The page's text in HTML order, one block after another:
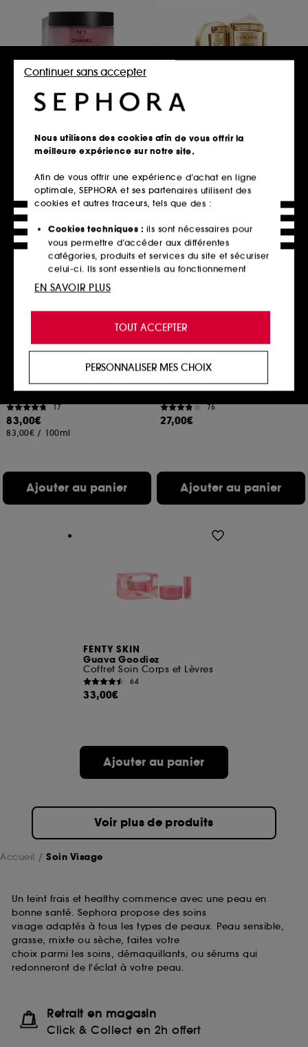
CHANEL
N°1 DE CHANEL
186,00€ /100g
LANCÔME
Absolue
224,25€
373,75€ /100ml
2 contenances disponibles
Ajouter au panier
Terre d'Hermès
Baume Après Rasage
17
83,00€
83,00€ / 100ml
Ajouter au panier
BENEFIT COSMETICS
Pince à épiler et brosse à
sourcils
76
27,00€
Ajouter au panier
FENTY SKIN
Guava Goodiez
Coffret Soin Corps et Lèvres
64
33,00€
Ajouter au panier
Voir plus de produits
Accueil Soin Visage
Un teint frais et healthy commence avec une peau en
bonne santé. Sephora propose des soins
visage adaptés à tous les types de peaux. Peau sensible,
grasse, mixte ou sèche, faites votre
choix parmi les soins, démaquillants, ou sérums qui
redonneront de l'éclat à votre peau.
Retrait en magasin
Click & Collect en 2h offert
Nous utilisons des cookies afin de vous offrir la
meilleure expérience sur notre site.
Afin de vous offrir une expérience d’achat en ligne
optimale, SEPHORA et ses partenaires utilisent des
cookies et autres traceurs, tels que des :
Cookies techniques : ils sont nécessaires pour
vous permettre d’accéder aux différentes
catégories, produits et services du site et sécuriser
celui-ci. Ils sont essentiels au fonctionnement
technique du site et ne peuvent être désactivés.
de vous offrir une expérience enrichie et
personnalisée en vous recommandant des
produits, des services et des contenus qui
proposer des offres promotionnelles adaptées à
votre profil.
Cookies réseaux sociaux et publicité :
utilisés pour vous présenter du contenu susceptible
de vous plaire via des publicités, y compris sur des
navigation, et de l'historique de vos interactions.
Cookies de mesure d’audience :ils nous
fréquentation et de navigation sur notre site afin
ils nous permettent de lutter notamment contre les
fraudes aux moyens de paiement et les
permettant l’affichage et/ou la fourniture de
certaines fonctionnalités du site, tel que les
cookies d’authentification qui sont utilisés afin de
vous faire bénéficier de l’authentification
prolongée vous permettant d’accéder à votre
pouvez personnaliser vos choix concernant le dépôt
de ces cookies grâce au bouton "personnaliser mes
choix" ci-dessous ou décider de "tout accepter".
Sephora pourra associer les informations de
collectées ou générées lors de votre activité en ligne
ou en magasin. Pour refuser tous les cookies, cliques
sur "continuer sans accepter". Voous pouvez à tout
moment choisir de retirer votrte consentement. Si vous
souhaitez obtenir plus d'information sur les cookies
utilisés, cliquezici.
TOUT ACCEPTER
Continuer sans accepter
PERSONNALISER MES CHOIX
EN SAVOIR PLUS